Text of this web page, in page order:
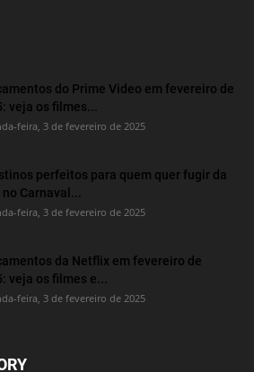
do Prime Video em fevereiro de
veja os filmes...
feira, 3 de fevereiro de 2025
perfeitos para quem quer fugir da
Carnaval...
feira, 3 de fevereiro de 2025
da Netflix em fevereiro de
veja os filmes e...
feira, 3 de fevereiro de 2025